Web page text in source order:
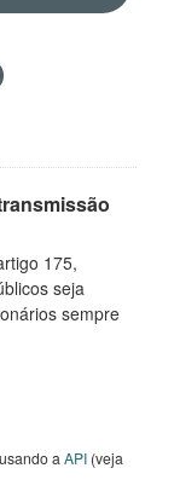
175,
seja
sempre
a API (veja